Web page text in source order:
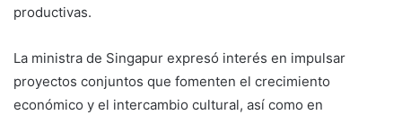
productivas.
La ministra de Singapur expresó interés en impulsar
proyectos conjuntos que fomenten el crecimiento
económico y el intercambio cultural, así como en